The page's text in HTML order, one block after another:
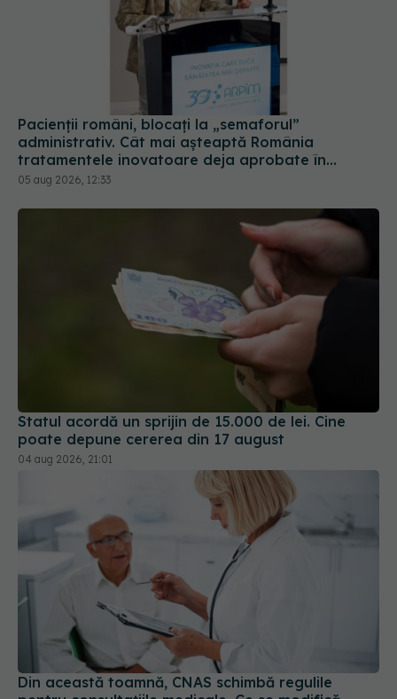
Pacienții români, blocați la „semaforul”
administrativ. Cât mai așteaptă România
tratamentele inovatoare deja aprobate în
Europa
05 aug 2026, 12:33
Statul acordă un sprijin de 15.000 de lei. Cine
poate depune cererea din 17 august
04 aug 2026, 21:01
Din această toamnă, CNAS schimbă regulile
pentru consultațiile medicale. Ce se modifică
pentru pacienți
01 aug 2026, 15:19